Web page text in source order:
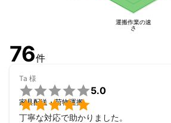
運搬作業の速
さ
76件
Ta 様


5.0
家具配送・荷物運搬
丁寧な対応で助かりました。